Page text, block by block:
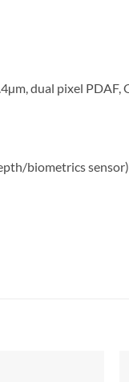
dual pixel PDAF,
biometrics